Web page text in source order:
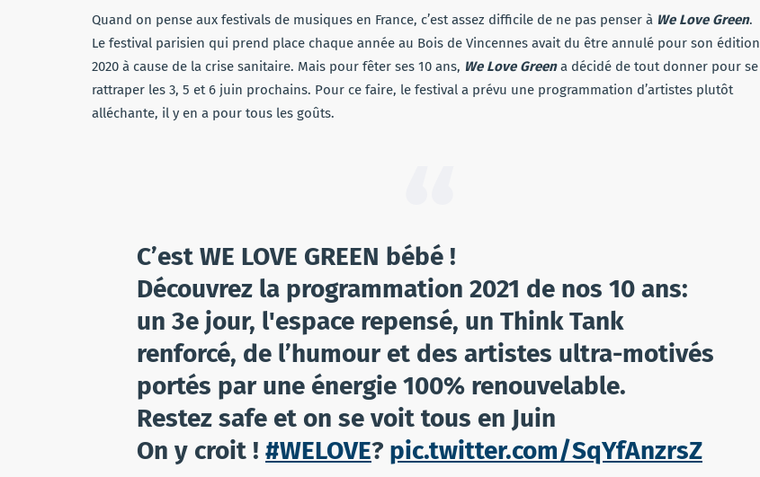
Quand on pense aux festivals de musiques en France, c’est assez difficile de ne pas penser à We Love Green.
Le festival parisien qui prend place chaque année au Bois de Vincennes avait du être annulé pour son édition
2020 à cause de la crise sanitaire. Mais pour fêter ses 10 ans, We Love Greena décidé de tout donner pour se
rattraper les 3, 5 et 6 juin prochains. Pour ce faire, le festival a prévu une programmation d’artistes plutôt
alléchante, il y en a pour tous les goûts.
C’est WE LOVE GREEN bébé !
Découvrez la programmation 2021 de nos 10 ans:
un 3e jour, l'espace repensé, un Think Tank
renforcé, de l’humour et des artistes ultra-motivés
portés par une énergie 100% renouvelable.
Restez safe et on se voit tous en Juin
On y croit ! #WELOVE? pic.twitter.com/SqYfAnzrsZ